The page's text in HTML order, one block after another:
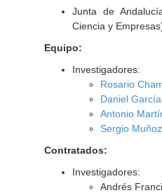
Junta de
Ciencia y
Equipo:
Investigadores:
Rosario
Daniel
Antonio
Sergio
Contratados:
Investigadores:
Andrés